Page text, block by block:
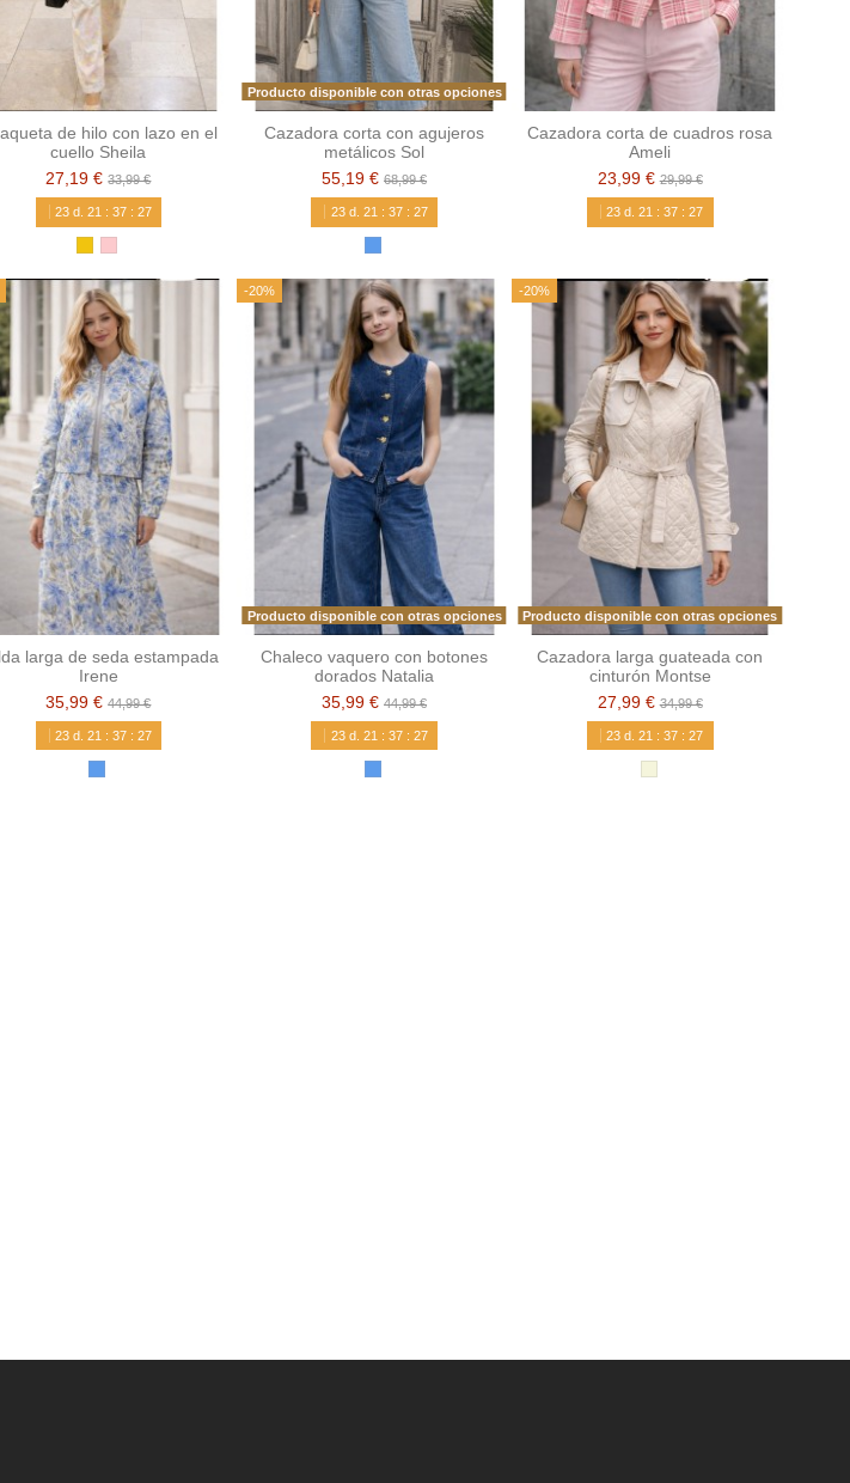
de hilo con lazo en el
cuello Sheila
27,19 €33,99 €
23d. 21 : 37: 26
Producto disponible con otras opciones
Cazadora corta con agujeros
metálicos Sol
55,19 €68,99 €
23d. 21 : 37: 26
Cazadora corta de cuadros rosa
Ameli
23,99 €29,99 €
23 d. 21 :37 :26
larga de seda estampada
Irene
35,99 €44,99 €
23d. 21 : 37: 26
-20%
Producto disponible con otras opciones
Chaleco vaquero con botones
dorados Natalia
35,99 €44,99 €
23d. 21 : 37: 26
-20%
Producto disponible con otras opciones
Cazadora larga guateada con
cinturón Montse
27,99 €34,99 €
23 d. 21 :37 :26